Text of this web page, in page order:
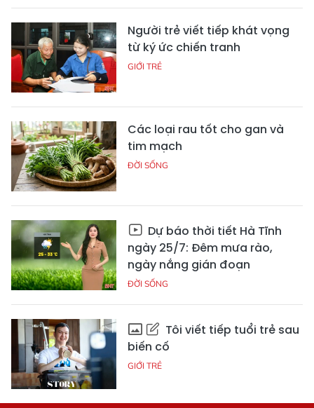
Người trẻ viết tiếp khát vọng
từ ký ức chiến tranh
GIỚI TRẺ
Các loại rau tốt cho gan và
tim mạch
ĐỜI SỐNG
Dự báo thời tiết Hà Tĩnh
ngày 25/7: Đêm mưa rào,
ngày nắng gián đoạn
ĐỜI SỐNG
Tôi viết tiếp tuổi trẻ sau
biến cố
GIỚI TRẺ